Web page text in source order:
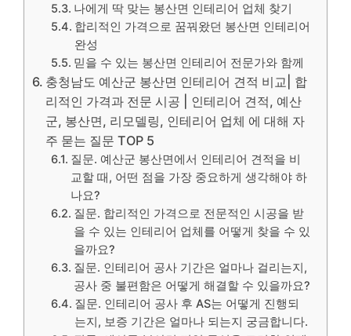
나에게 딱 맞는 봉산면 인테리어 업체 찾기
합리적인 가격으로 꿈꿔왔던 봉산면 인테리어
완성
믿을 수 있는 봉산면 인테리어 전문가와 함께
충청남도 예산군 봉산면 인테리어 견적 비교| 합
리적인 가격과 전문 시공 | 인테리어 견적, 예산
군, 봉산면, 리모델링, 인테리어 업체 에 대해 자
주 묻는 질문 TOP 5
질문. 예산군 봉산면에서 인테리어 견적을 비
교할 때, 어떤 점을 가장 중요하게 생각해야 하
나요?
질문. 합리적인 가격으로 전문적인 시공을 받
을 수 있는 인테리어 업체를 어떻게 찾을 수 있
을까요?
질문. 인테리어 공사 기간은 얼마나 걸리는지,
공사 중 불편함은 어떻게 해결할 수 있을까요?
질문. 인테리어 공사 후 AS는 어떻게 진행되
는지, 보증 기간은 얼마나 되는지 궁금합니다.